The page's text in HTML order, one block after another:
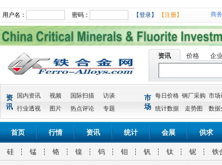
用户名： 密码： 【登录】 【注册】 商
资讯 价格 企
资
讯
国内资讯 视频 国际扫描
访谈
行业透视
图片 热点评论 专题
市
场
每日价格 钢厂采购 市场
统计数据
走势图 数据
首页 行情 资讯 统计 会展 供求
硅 锰 铬 镍 钨 钼 钒 钛 铌 铁